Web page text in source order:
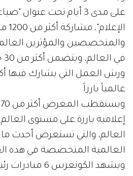
على مدى 3 أيام تحت
عالمياً بارزاً.
العالم، والتي تستعرض أحدث ما
العالمية المتخصصة في هذه
ويشهد الكونغرس